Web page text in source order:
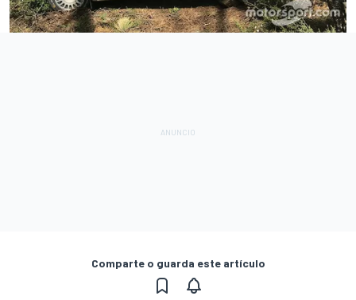
Comparte o guarda este artículo